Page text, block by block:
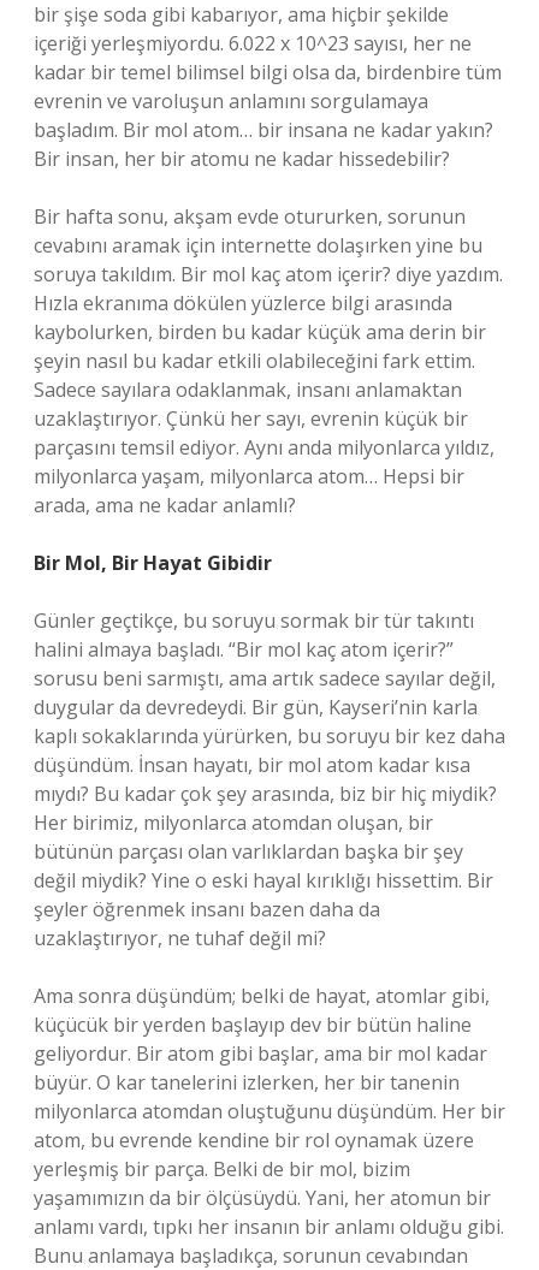
bir şişe soda gibi kabarıyor, ama hiçbir şekilde
içeriği yerleşmiyordu. 6.022 x 10^23 sayısı, her ne
kadar bir temel bilimsel bilgi olsa da, birdenbire tüm
evrenin ve varoluşun anlamını sorgulamaya
başladım. Bir mol atom… bir insana ne kadar yakın?
Bir insan, her bir atomu ne kadar hissedebilir?
Bir hafta sonu, akşam evde otururken, sorunun
cevabını aramak için internette dolaşırken yine bu
soruya takıldım. Bir mol kaç atom içerir? diye yazdım.
Hızla ekranıma dökülen yüzlerce bilgi arasında
kaybolurken, birden bu kadar küçük ama derin bir
şeyin nasıl bu kadar etkili olabileceğini fark ettim.
Sadece sayılara odaklanmak, insanı anlamaktan
uzaklaştırıyor. Çünkü her sayı, evrenin küçük bir
parçasını temsil ediyor. Aynı anda milyonlarca yıldız,
milyonlarca yaşam, milyonlarca atom… Hepsi bir
arada, ama ne kadar anlamlı?
Bir Mol, Bir Hayat Gibidir
Günler geçtikçe, bu soruyu sormak bir tür takıntı
halini almaya başladı. “Bir mol kaç atom içerir?”
sorusu beni sarmıştı, ama artık sadece sayılar değil,
duygular da devredeydi. Bir gün, Kayseri’nin karla
kaplı sokaklarında yürürken, bu soruyu bir kez daha
düşündüm. İnsan hayatı, bir mol atom kadar kısa
mıydı? Bu kadar çok şey arasında, biz bir hiç miydik?
Her birimiz, milyonlarca atomdan oluşan, bir
bütünün parçası olan varlıklardan başka bir şey
değil miydik? Yine o eski hayal kırıklığı hissettim. Bir
şeyler öğrenmek insanı bazen daha da
uzaklaştırıyor, ne tuhaf değil mi?
Ama sonra düşündüm; belki de hayat, atomlar gibi,
küçücük bir yerden başlayıp dev bir bütün haline
geliyordur. Bir atom gibi başlar, ama bir mol kadar
büyür. O kar tanelerini izlerken, her bir tanenin
milyonlarca atomdan oluştuğunu düşündüm. Her bir
atom, bu evrende kendine bir rol oynamak üzere
yerleşmiş bir parça. Belki de bir mol, bizim
yaşamımızın da bir ölçüsüydü. Yani, her atomun bir
anlamı vardı, tıpkı her insanın bir anlamı olduğu gibi.
Bunu anlamaya başladıkça, sorunun cevabından